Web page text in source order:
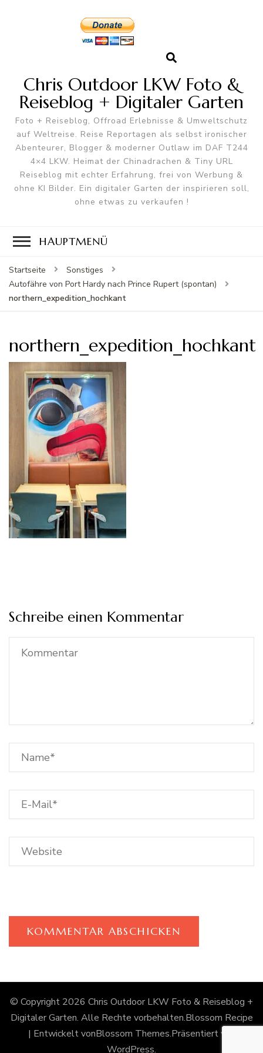
Chris Outdoor LKW Foto &
Reiseblog + Digitaler Garten
Foto + Reiseblog, Offroad Erlebnisse & Umweltschutz
auf Weltreise. Reise Reportagen als selbst ironischer
Abenteurer, Blogger & moderner Outlaw im DAF T244
4×4 LKW. Heimat der Chinadrachen & Tiny URL
Reiseblog mit echter Erfahrung, frei von Werbung &
ohne KI Bilder. Ein digitaler Garten der inspirieren soll,
ohne etwas zu verkaufen !
HAUPTMENÜ
Startseite
Sonstiges
Autofähre von Port Hardy nach Prince Rupert (spontan)
northern_expedition_hochkant
northern_expedition_hochkant
Schreibe einen Kommentar
© Copyright 2026 Chris Outdoor LKW Foto & Reiseblog +
Digitaler Garten. Alle Rechte vorbehalten.Blossom Recipe
| Entwickelt vonBlossom Themes.Präsentiert von
WordPress.